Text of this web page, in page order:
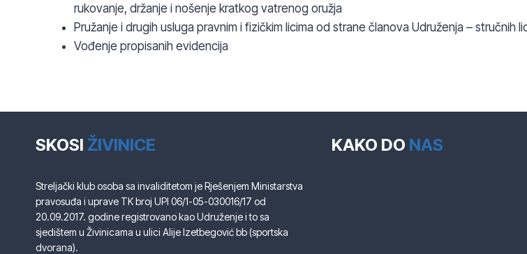
rukovanje, držanje i nošenje kratkog vatrenog oružja
Pružanje i drugih usluga pravnim i fizičkim licima od strane članova Udruženja – stručnih
Vođenje propisanih evidencija
SKOSI ŽIVINICE
Streljački klub osoba sa invaliditetom je Rješenjem Ministarstva
pravosuđa i uprave TK broj UPI 06/1-05-030016/17 od
20.09.2017. godine registrovano kao Udruženje i to sa
sjedištem u Živinicama u ulici Alije Izetbegović bb (sportska
dvorana).
KAKO DO NAS